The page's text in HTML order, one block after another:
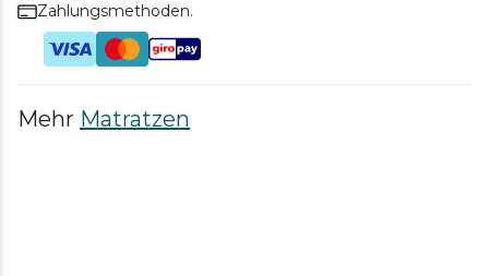
Zahlungsmethoden.
Mehr Matratzen